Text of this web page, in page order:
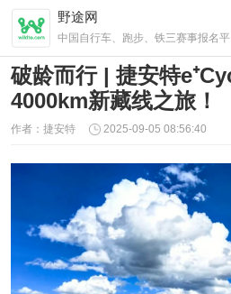
野途网
中国自行车、跑步、铁三赛事报名
破龄而行 | 捷安特
4000km新藏线之旅！
作者：捷安特 2025-09-05 08:56:40